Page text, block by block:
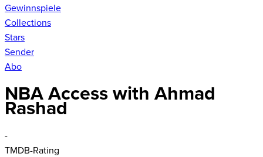
Gewinnspiele
Collections
Stars
Sender
Abo
NBA Access with Ahmad
Rashad
-
TMDB-Rating